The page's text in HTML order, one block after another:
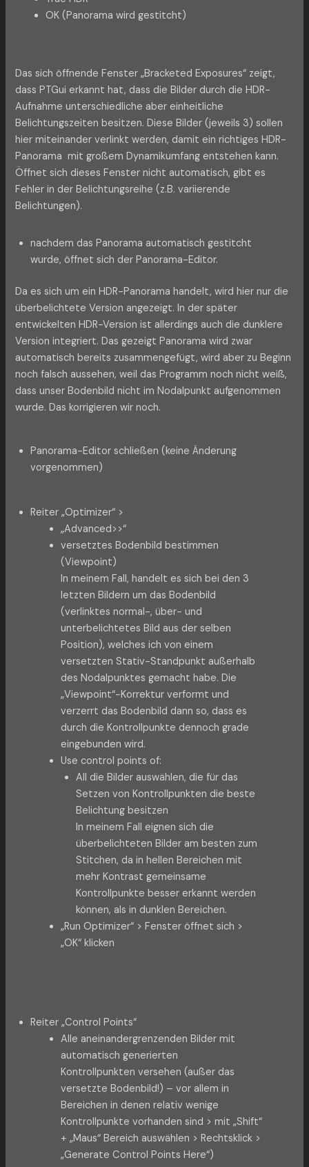
OK (Panorama wird gestitcht)
Das sich öffnende Fenster „Bracketed Exposures“ zeigt,
dass PTGui erkannt hat, dass die Bilder durch die HDR-
Aufnahme unterschiedliche aber einheitliche
Belichtungszeiten besitzen. Diese Bilder (jeweils 3) sollen
hier miteinander verlinkt werden, damit ein richtiges HDR-
Panorama mit großem Dynamikumfang entstehen kann.
Öffnet sich dieses Fenster nicht automatisch, gibt es
Fehler in der Belichtungsreihe (z.B. variierende
Belichtungen).
nachdem das Panorama automatisch gestitcht
wurde, öffnet sich der Panorama-Editor.
Da es sich um ein HDR-Panorama handelt, wird hier nur die
überbelichtete Version angezeigt. In der später
entwickelten HDR-Version ist allerdings auch die dunklere
Version integriert. Das gezeigt Panorama wird zwar
automatisch bereits zusammengefügt, wird aber zu Beginn
noch falsch aussehen, weil das Programm noch nicht weiß,
dass unser Bodenbild nicht im Nodalpunkt aufgenommen
wurde. Das korrigieren wir noch.
Panorama-Editor schließen (keine Änderung
vorgenommen)
Reiter „Optimizer“ >
„Advanced>>“
versetztes Bodenbild bestimmen
(Viewpoint)
In meinem Fall, handelt es sich bei den 3
letzten Bildern um das Bodenbild
(verlinktes normal-, über- und
unterbelichtetes Bild aus der selben
Position), welches ich von einem
versetzten Stativ-Standpunkt außerhalb
des Nodalpunktes gemacht habe. Die
„Viewpoint“-Korrektur verformt und
verzerrt das Bodenbild dann so, dass es
durch die Kontrollpunkte dennoch grade
eingebunden wird.
Use control points of:
All die Bilder auswählen, die für das
Setzen von Kontrollpunkten die beste
Belichtung besitzen
In meinem Fall eignen sich die
überbelichteten Bilder am besten zum
Stitchen, da in hellen Bereichen mit
mehr Kontrast gemeinsame
Kontrollpunkte besser erkannt werden
können, als in dunklen Bereichen.
„Run Optimizer“ > Fenster öffnet sich >
„OK“ klicken
Reiter „Control Points“
Alle aneinandergrenzenden Bilder mit
automatisch generierten
Kontrollpunkten versehen (außer das
versetzte Bodenbild!) – vor allem in
Bereichen in denen relativ wenige
Kontrollpunkte vorhanden sind > mit „Shift“
+ „Maus“ Bereich auswählen > Rechtsklick >
„Generate Control Points Here“)